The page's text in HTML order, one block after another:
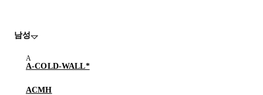
남성
A-COLD-WALL*
ACMH